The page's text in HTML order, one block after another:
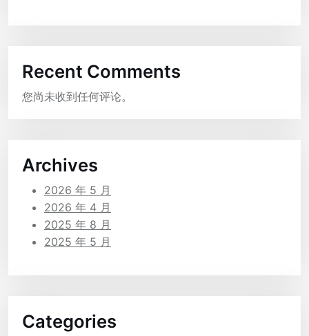
Recent Comments
您尚未收到任何评论。
Archives
2026 年 5 月
2026 年 4 月
2025 年 8 月
2025 年 5 月
Categories